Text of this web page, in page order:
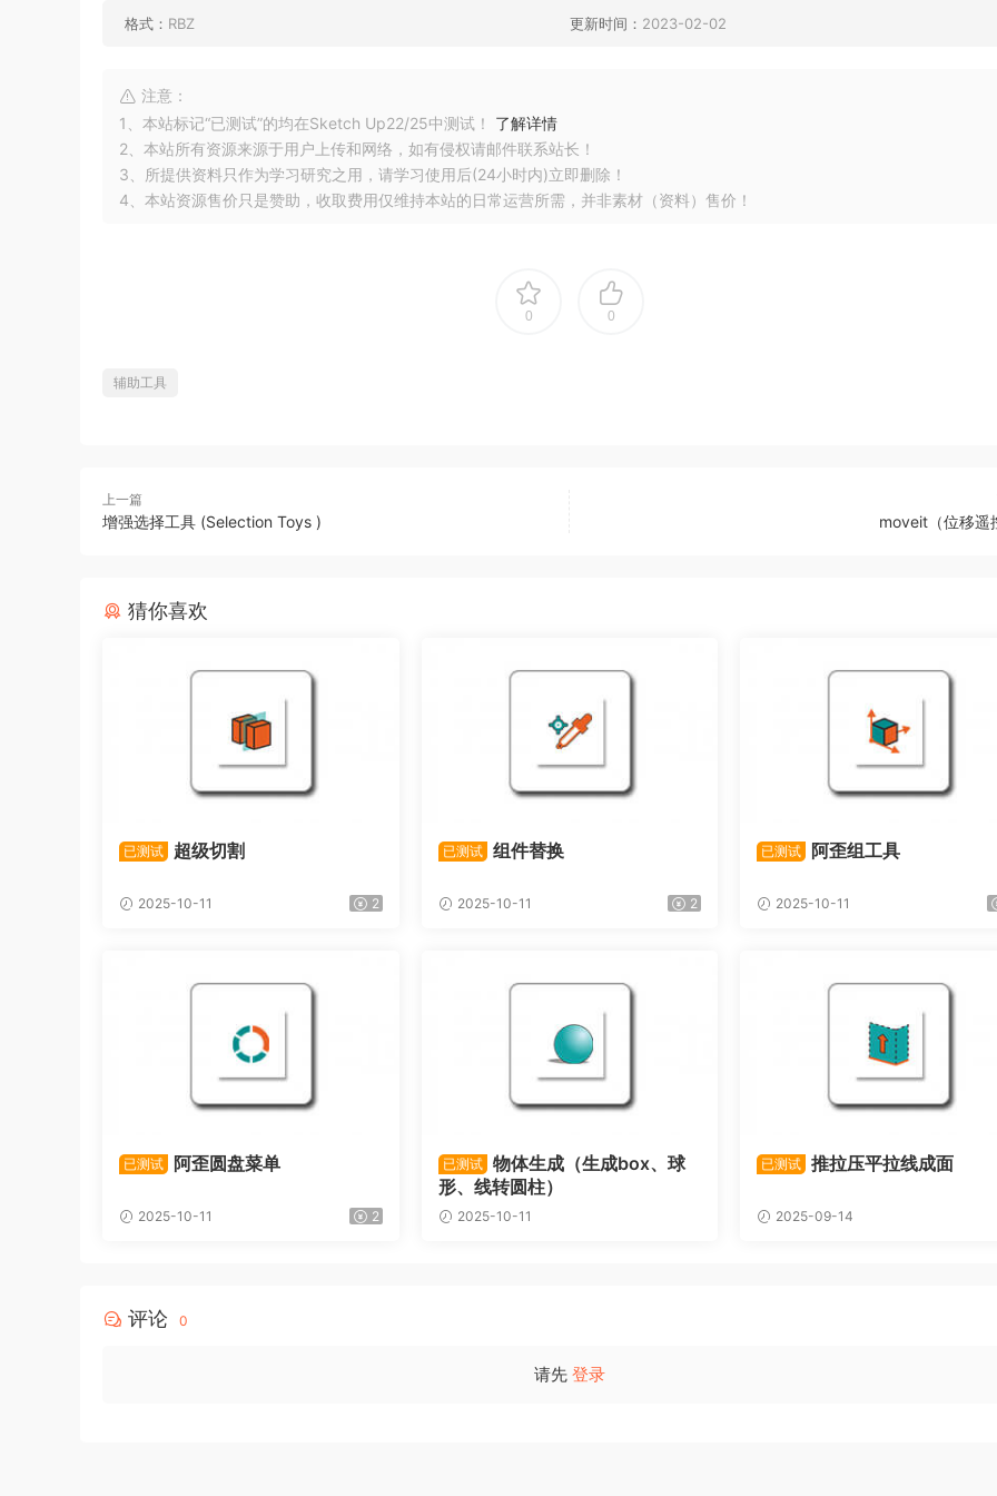
格式： RBZ 更新时间： 2023-02-02
注意：
1、本站标记“已测试”的均在Sketch Up22/25中测试！ 了解详情
2、本站所有资源来源于用户上传和网络，如有侵权请邮件联系站长！
3、所提供资料只作为学习研究之用，请学习使用后(24小时内)立即删除！
4、本站资源售价只是赞助，收取费用仅维持本站的日常运营所需，并非素材（资料）售价！
0 0
辅助工具
上一篇
增强选择工具 (Selection Toys ) moveit（位移遥
猜你喜欢
已测试 超级切割
2025-10-11 2
已测试 组件替换
2025-10-11 2
已测试 阿歪组工具
2025-10-11
已测试 阿歪圆盘菜单
2025-10-11 2
已测试
物体生成（生成box、球
形、线转圆柱）
2025-10-11
已测试 推拉压平拉线成面
2025-09-14
评论 0
请先 登录